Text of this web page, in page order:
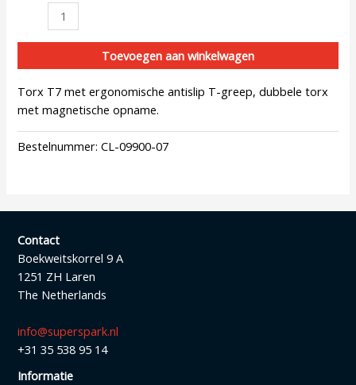
Toevoegen aan winkelwagen
Torx T7 met ergonomische antislip T-greep, dubbele torx
met magnetische opname.
Bestelnummer:CL-09900-07
Contact
Boekweitskorrel 9 A
1251 ZH Laren
The Netherlands
info@superspark.nl
+31 35 538 95 14
Informatie